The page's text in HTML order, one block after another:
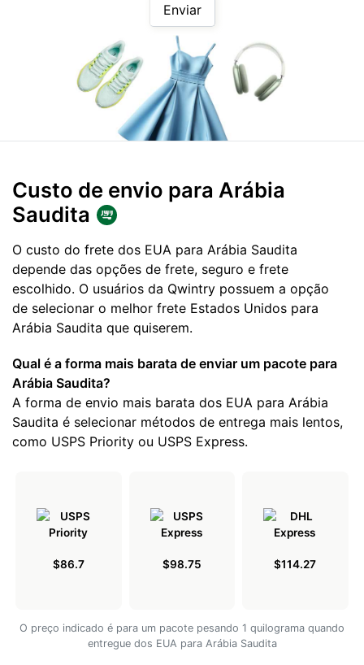
Enviar
Custo de envio para Arábia
Saudita
O custo do frete dos EUA para Arábia Saudita
depende das opções de frete, seguro e frete
escolhido. O usuários da Qwintry possuem a opção
de selecionar o melhor frete Estados Unidos para
Arábia Saudita que quiserem.
Qual é a forma mais barata de enviar um pacote para
Arábia Saudita?
A forma de envio mais barata dos EUA para Arábia
Saudita é selecionar métodos de entrega mais lentos,
como USPS Priority ou USPS Express.
$86.7 $98.75 $114.27
O preço indicado é para um pacote pesando 1 quilograma quando
entregue dos EUA para Arábia Saudita